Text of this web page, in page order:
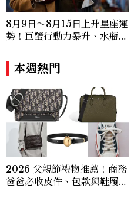
8月9日～8月15日上升星座運
勢！巨蟹行動力暴升、水瓶迎
本週熱門
2026 父親節禮物推薦！商務
爸爸必收皮件、包款與鞋履一